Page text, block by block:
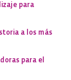
para
a los más
para el